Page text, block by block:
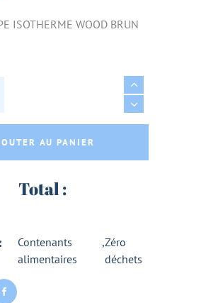
ISOTHERME WOOD BRUN
ISOTHERME WOOD BRUN
AU PANIER
Total :
Contenants
alimentaires
,Zéro
déchets